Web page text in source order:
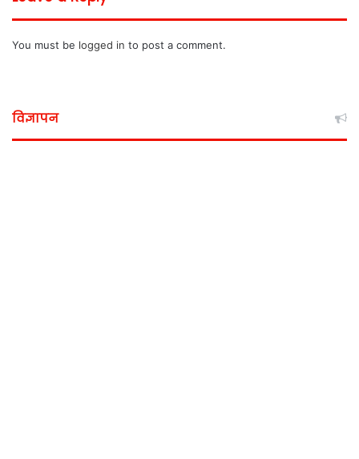
You must be logged in to post a comment.
विज्ञापन